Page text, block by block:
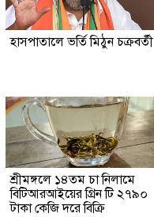
হাসপাতালে ভর্তি মিঠুন চক্রবর্তী
শ্রীমঙ্গলে ১৪তম চা নিলামে
বিটিআরআইয়ের গ্রিন টি ২৭৯০
টাকা কেজি দরে বিক্রি